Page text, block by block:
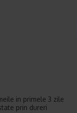
in primele 3 zile
prin dureri